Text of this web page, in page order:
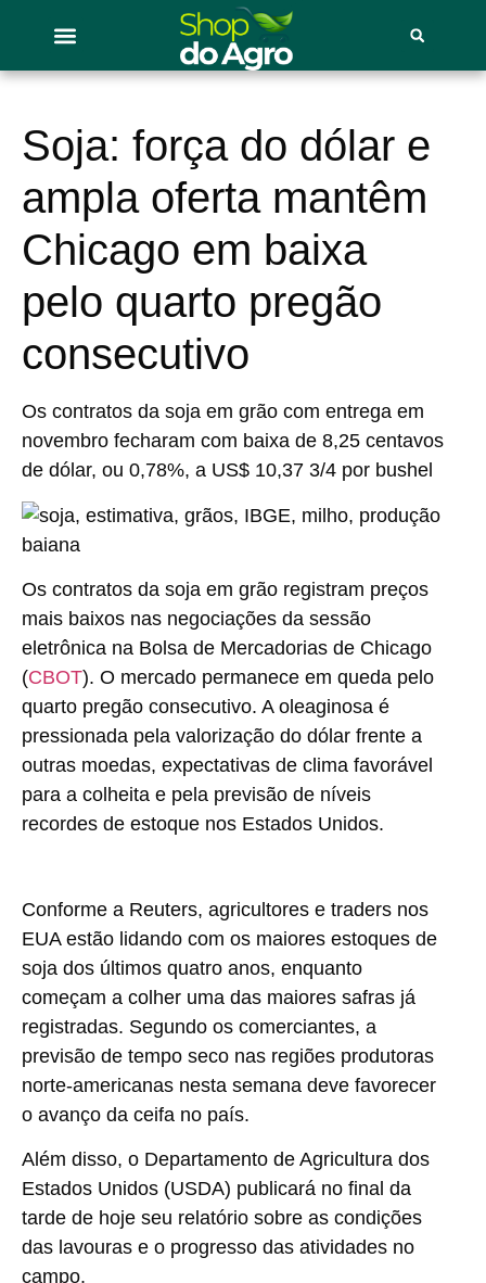
Soja: força do dólar e
ampla oferta mantêm
Chicago em baixa
pelo quarto pregão
consecutivo
Os contratos da soja em grão com entrega em
novembro fecharam com baixa de 8,25 centavos
de dólar, ou 0,78%, a US$ 10,37 3/4 por bushel
Os contratos da soja em grão registram preços
mais baixos nas negociações da sessão
eletrônica na Bolsa de Mercadorias de Chicago
(CBOT). O mercado permanece em queda pelo
quarto pregão consecutivo. A oleaginosa é
pressionada pela valorização do dólar frente a
outras moedas, expectativas de clima favorável
para a colheita e pela previsão de níveis
recordes de estoque nos Estados Unidos.
Conforme a Reuters, agricultores e traders nos
EUA estão lidando com os maiores estoques de
soja dos últimos quatro anos, enquanto
começam a colher uma das maiores safras já
registradas. Segundo os comerciantes, a
previsão de tempo seco nas regiões produtoras
norte-americanas nesta semana deve favorecer
o avanço da ceifa no país.
Além disso, o Departamento de Agricultura dos
Estados Unidos (USDA) publicará no final da
tarde de hoje seu relatório sobre as condições
das lavouras e o progresso das atividades no
campo.